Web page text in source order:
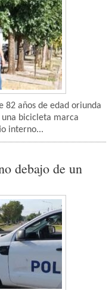
82 años de edad oriunda
bicicleta marca
interno...
debajo de un